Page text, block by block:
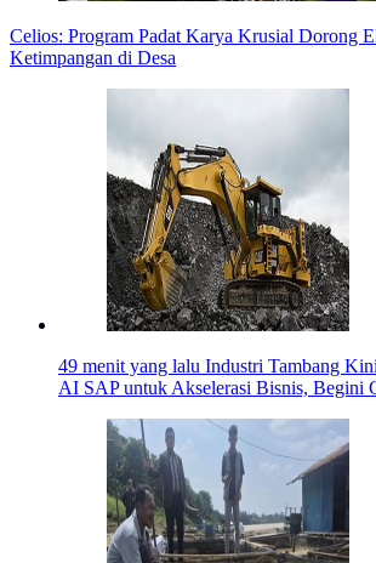
Celios: Program Padat Karya Krusial Dorong
Ketimpangan di Desa
49 menit yang lalu Industri Tambang
AI SAP untuk Akselerasi Bisnis, Begini